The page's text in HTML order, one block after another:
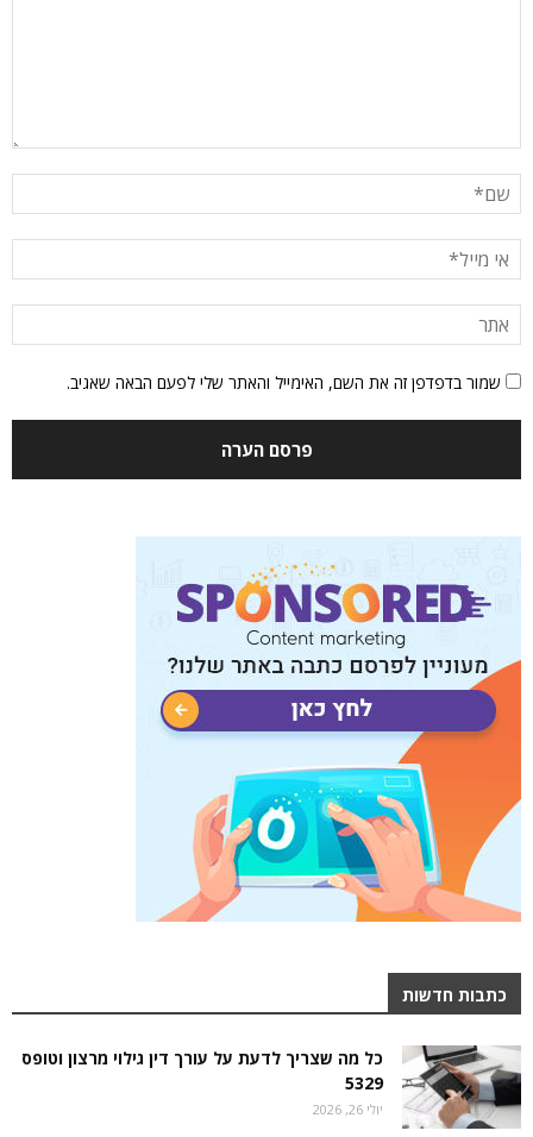
שמור בדפדפן זה את השם, האימייל והאתר שלי לפעם הבאה שאגיב.
כתבות חדשות
כל מה שצריך לדעת על עורך דין גילוי מרצון וטופס
5329
יולי 26, 2026